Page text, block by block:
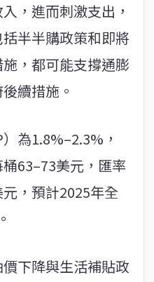
，進而刺激支出，
半半購政策和即將
，都可能支撐通膨
續措施。
為1.8%–2.3%，
63–73美元，匯率
，預計2025年全
下降與生活補貼政